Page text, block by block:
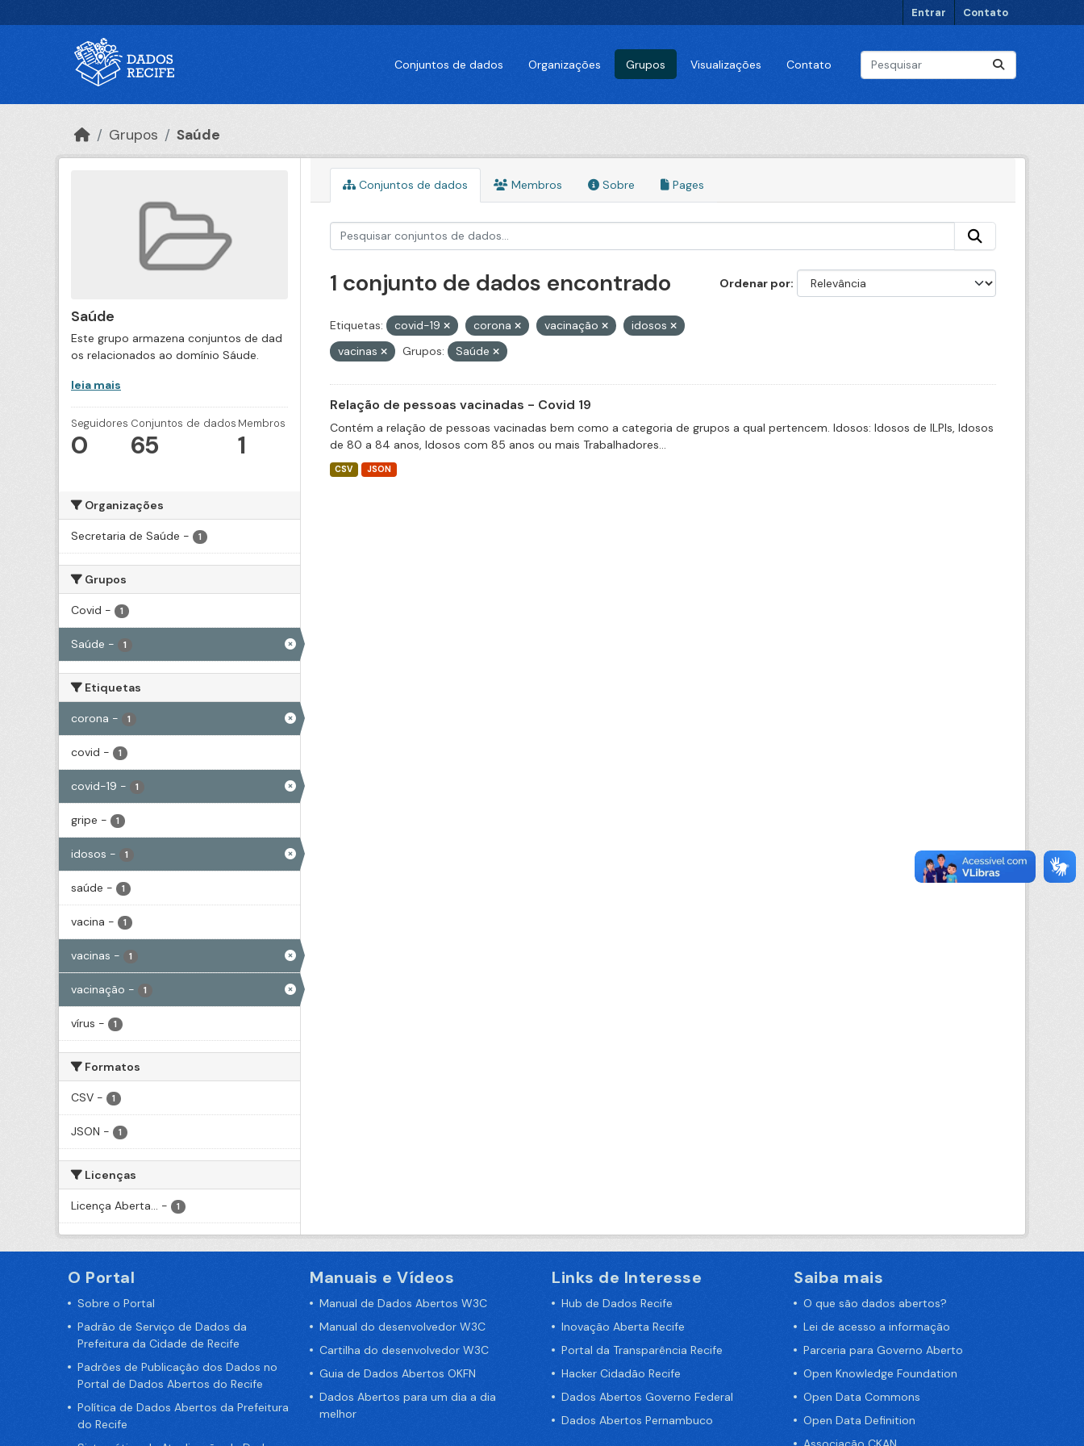
Entrar Contato
Conjuntos de dados Organizações Grupos Visualizações Contato
Grupos Saúde
Saúde
Este grupo armazena conjuntos de dad
os relacionados ao domínio Sáude.
leia mais
Seguidores
0
Conjuntos de dados
65
Membros
1
Organizações
Secretaria de Saúde - 1
Grupos
Covid - 1
Saúde - 1
Etiquetas
corona - 1
covid - 1
covid-19 - 1
gripe - 1
idosos - 1
saúde - 1
vacina - 1
vacinas - 1
vacinação - 1
vírus - 1
Formatos
CSV - 1
JSON - 1
Licenças
Licença Aberta... - 1
Conjuntos de dados Membros Sobre Pages
Ordenar por
1 conjunto de dados encontrado
Etiquetas: covid-19 corona vacinação
idosos
vacinas
Grupos: Saúde
Relação de pessoas vacinadas - Covid 19
Contém a relação de pessoas vacinadas bem como a categoria de grupos a qual pertencem. Idosos: Idosos de ILPIs, Idosos
de 80 a 84 anos, Idosos com 85 anos ou mais Trabalhadores...
CSV JSON
O Portal
Sobre o Portal
Padrão de Serviço de Dados da
Prefeitura da Cidade de Recife
Padrões de Publicação dos Dados no
Portal de Dados Abertos do Recife
Política de Dados Abertos da Prefeitura
do Recife
Manuais e Vídeos
Manual de Dados Abertos W3C
Manual do desenvolvedor W3C
Cartilha do desenvolvedor W3C
Guia de Dados Abertos OKFN
Dados Abertos para um dia a dia
melhor
Links de Interesse
Hub de Dados Recife
Inovação Aberta Recife
Portal da Transparência Recife
Hacker Cidadão Recife
Dados Abertos Governo Federal
Dados Abertos Pernambuco
Saiba mais
O que são dados abertos?
Lei de acesso a informação
Parceria para Governo Aberto
Open Knowledge Foundation
Open Data Commons
Open Data Definition